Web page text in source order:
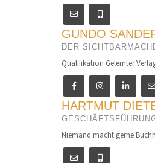
GUNDO
DER
Qualifikation Gelernter
HARTMUT
Niemand macht gerne